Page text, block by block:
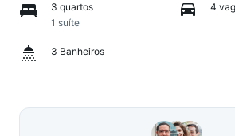
3 quartos
1 suíte
4
3 Banheiros